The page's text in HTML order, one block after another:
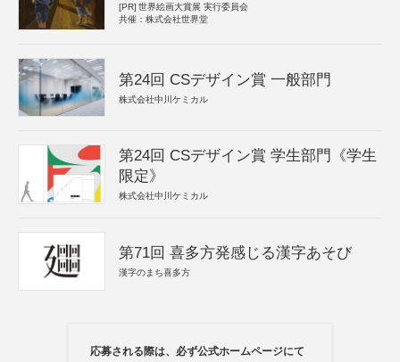
[PR] 世界絵画大賞展 実行委員会
共催：株式会社世界堂
第24回 CSデザイン賞 一般部門
株式会社中川ケミカル
第24回 CSデザイン賞 学生部門《学生
限定》
株式会社中川ケミカル
第71回 喜多方発感じる漢字あそび
漢字のまち喜多方
応募される際は、必ず公式ホームページにて